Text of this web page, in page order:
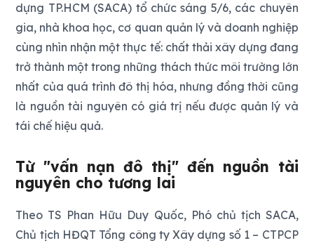
dựng TP.HCM (SACA) tổ chức sáng 5/6, các chuyên
gia, nhà khoa học, cơ quan quản lý và doanh nghiệp
cùng nhìn nhận một thực tế: chất thải xây dựng đang
trở thành một trong những thách thức môi trường lớn
nhất của quá trình đô thị hóa, nhưng đồng thời cũng
là nguồn tài nguyên có giá trị nếu được quản lý và
tái chế hiệu quả.
Từ "vấn nạn đô thị" đến nguồn tài
nguyên cho tương lai
Theo TS Phan Hữu Duy Quốc, Phó chủ tịch SACA,
Chủ tịch HĐQT Tổng công ty Xây dựng số 1 – CTPCP